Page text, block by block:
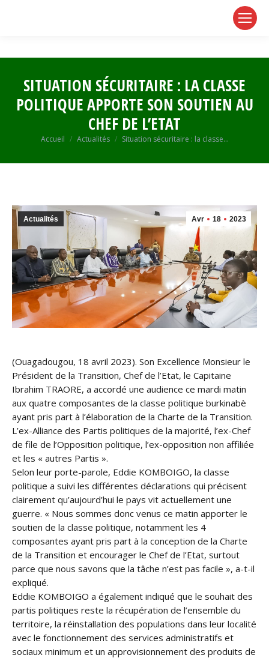
SITUATION SÉCURITAIRE : LA CLASSE
POLITIQUE APPORTE SON SOUTIEN AU
CHEF DE L’ETAT
Vous êtes ici :
Accueil Actualités Situation sécuritaire : la classe…
Avr 18 2023
Actualités
(Ouagadougou, 18 avril 2023). Son Excellence Monsieur le
Président de la Transition, Chef de l’Etat, le Capitaine
Ibrahim TRAORE, a accordé une audience ce mardi matin
aux quatre composantes de la classe politique burkinabè
ayant pris part à l’élaboration de la Charte de la Transition.
L’ex-Alliance des Partis politiques de la majorité, l’ex-Chef
de file de l’Opposition politique, l’ex-opposition non affiliée
et les « autres Partis ».
Selon leur porte-parole, Eddie KOMBOIGO, la classe
politique a suivi les différentes déclarations qui précisent
clairement qu’aujourd’hui le pays vit actuellement une
guerre. « Nous sommes donc venus ce matin apporter le
soutien de la classe politique, notamment les 4
composantes ayant pris part à la conception de la Charte
de la Transition et encourager le Chef de l’Etat, surtout
parce que nous savons que la tâche n’est pas facile », a-t-il
expliqué.
Eddie KOMBOIGO a également indiqué que le souhait des
partis politiques reste la récupération de l’ensemble du
territoire, la réinstallation des populations dans leur localité
avec le fonctionnement des services administratifs et
sociaux minimum et un approvisionnement des produits de